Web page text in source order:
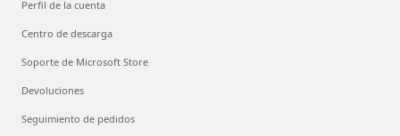
Perfil de la cuenta
Centro de descarga
Soporte de Microsoft Store
Devoluciones
Seguimiento de pedidos